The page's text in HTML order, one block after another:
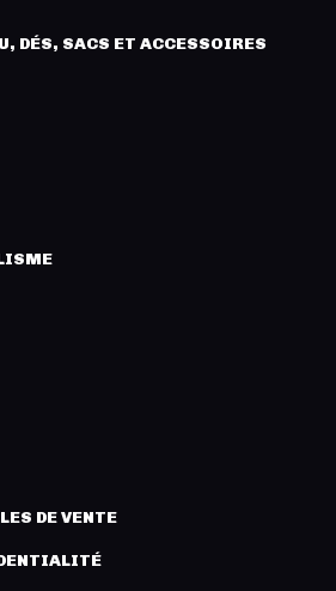
DÉS, SACS ET ACCESSOIRES
DE VENTE